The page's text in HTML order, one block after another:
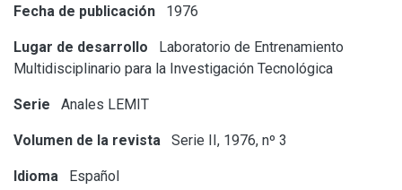
Fecha de publicación 1976
Lugar de desarrollo
Laboratorio de Entrenamiento
Multidisciplinario para la Investigación Tecnológica
Serie Anales LEMIT
Volumen de la revista Serie II, 1976, nº 3
Idioma Español